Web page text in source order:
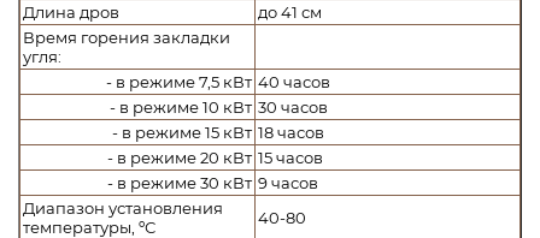
Длина дров
до 41 см
Время горения закладки
угля:
- в режиме 7,5 кВт 40 часов
- в режиме 10 кВт 30 часов
- в режиме 15 кВт 18 часов
- в режиме 20 кВт 15 часов
- в режиме 30 кВт 9 часов
Диапазон установления
температуры, ºС
40-80